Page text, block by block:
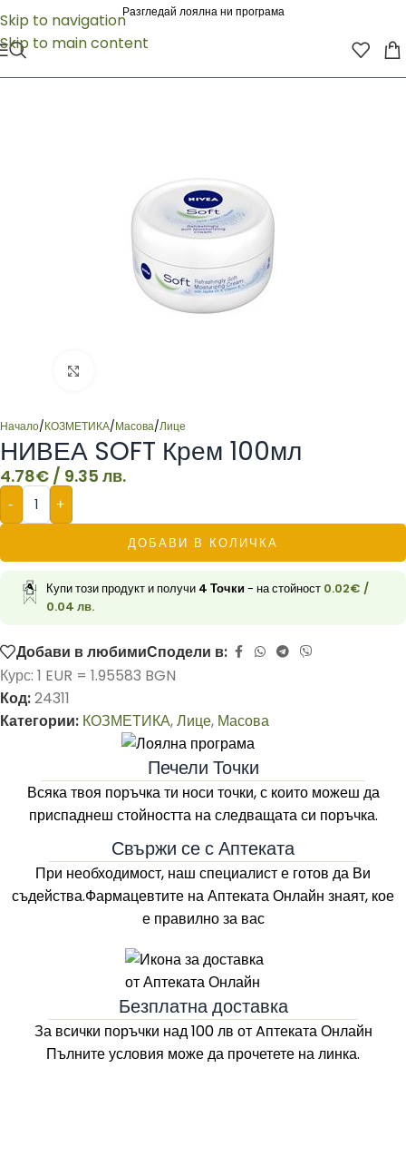
Skip to navigation
Skip to main content
Разгледай лоялна ни програма
Начало/КОЗМЕТИКА/Масова/Лице
НИВЕА SOFT Крем 100мл
4.78€ / 9.35 лв.
- +
ДОБАВИ В КОЛИЧКА
Купи този продукт и получи 4 Точки- на стойност 0.02€ /
0.04 лв.
Добави в любимиСподели в:
Курс: 1 EUR = 1.95583 BGN
Код:24311
Категории: КОЗМЕТИКА,Лице, Масова
Печели Точки
Всяка твоя поръчка ти носи точки, с които можеш да
приспаднеш стойността на следващата си поръчка.
Свържи се с Аптеката
При необходимост, наш специалист е готов да Ви
съдейства.Фармацевтите наАптеката Онлайн знаят, кое
е правилно за вас
Безплатна доставка
За всички поръчки над 100 лв от Aптеката Онлайн
Пълните условия може да прочетете на линка.